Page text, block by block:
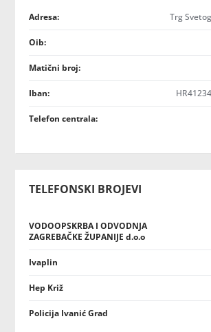
Adresa: Trg
Oib:
Matični broj:
Iban:
Telefon centrala:
TELEFONSKI BROJEVI
VODOOPSKRBA I ODVODNJA
ZAGREBAČKE ŽUPANIJE d.o.o
Ivaplin
Hep Križ
Policija Ivanić Grad